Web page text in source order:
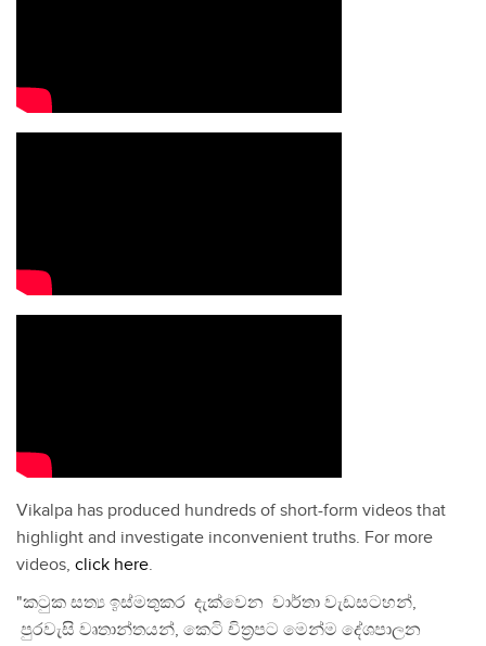
Vikalpa has produced hundreds of short-form videos that
highlight and investigate inconvenient truths. For more
videos, click here.
"කටුක සත්‍ය ඉස්මතුකර දැක්වෙන වාර්තා වැඩසටහන්,
පුරවැසි වෘතාන්තයන්, කෙටි චිත්‍රපට මෙන්ම දේශපාලන